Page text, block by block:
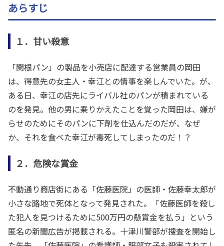
あらすじ
１．甘い殺意
「関根パン」の製品を小売店に配達する営業員の岡田
は、得意先の女主人・幸江との情事を楽しんでいた。が、
ある日、幸江の店先にライバル社のパンが積まれている
のを発見。他の男に乗りかえたことを覚った岡田は、嫌が
らせのためにそのパンに下剤を仕込んだのだが、なぜ
か、それを食べた幸江が毒死してしまったのだ！？
２．危険な賞金
不動通り商店街にある「佐藤医院」の医師・佐藤幸太郎が
小さな路地で死体となって発見された。「佐藤医師を殺し
た犯人を見つけるために500万円の懸賞金を払う」という
匿名の新聞広告が掲載される。十津川警部が捜査を開始し